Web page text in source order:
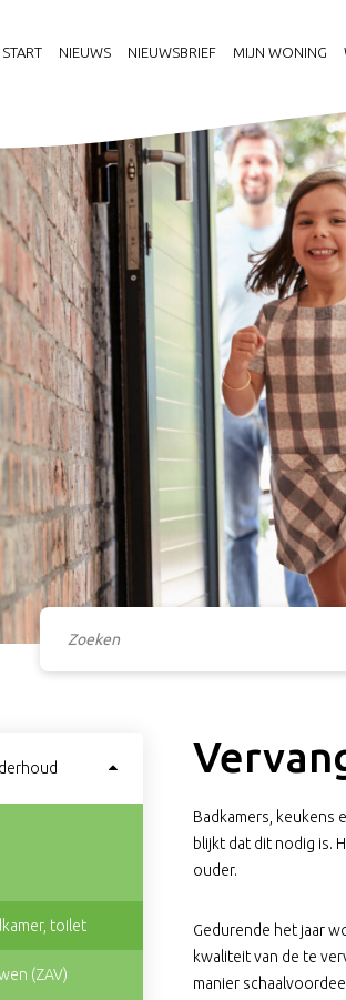
START NIEUWS NIEUWSBRIEF MIJN WONING
toilet
(ZAV)
Badkamers, keukens
blijkt dat dit nodig is.
ouder.
Gedurende het jaar
kwaliteit van de te
manier